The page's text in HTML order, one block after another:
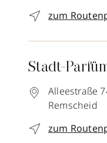
zum
Stadt-
Alleestraße
Remscheid
zum